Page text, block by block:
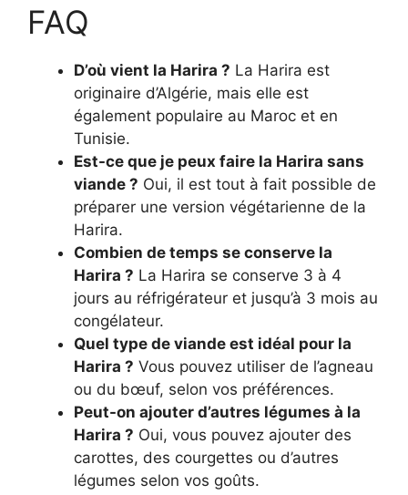
FAQ
D’où vient la Harira ? La Harira est
originaire d’Algérie, mais elle est
également populaire au Maroc et en
Tunisie.
Est-ce que je peux faire la Harira sans
viande ? Oui, il est tout à fait possible de
préparer une version végétarienne de la
Harira.
Combien de temps se conserve la
Harira ? La Harira se conserve 3 à 4
jours au réfrigérateur et jusqu’à 3 mois au
congélateur.
Quel type de viande est idéal pour la
Harira ? Vous pouvez utiliser de l’agneau
ou du bœuf, selon vos préférences.
Peut-on ajouter d’autres légumes à la
Harira ? Oui, vous pouvez ajouter des
carottes, des courgettes ou d’autres
légumes selon vos goûts.